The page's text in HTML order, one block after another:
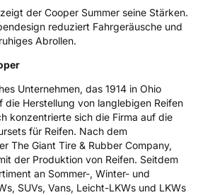
Tire & Rubber Company España,
Paz del Valle Madrid,
der Cooper Summer seine Stärken.
reduziert Fahrgeräusche und
Abrollen.
Unternehmen, das 1914 in Ohio
Herstellung von langlebigen Reifen
konzentrierte sich die Firma auf die
für Reifen. Nach dem
The Giant Tire & Rubber Company,
der Produktion von Reifen. Seitdem
an Sommer-, Winter- und
SUVs, Vans, Leicht-LKWs und LKWs